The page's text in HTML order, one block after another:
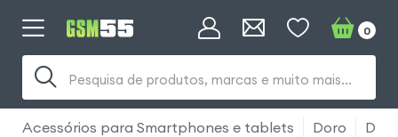
Pesquisa de produtos, marcas e muito mais...
0
Acessórios para Smartphones e tablets Doro